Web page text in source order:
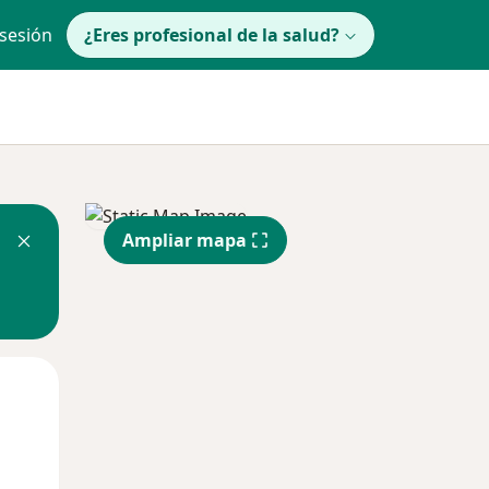
¿Eres profesional de la salud?
Ampliar mapa